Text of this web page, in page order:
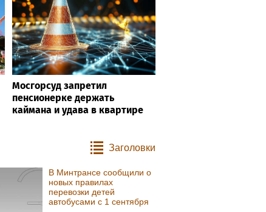
Мосгорсуд запретил
пенсионерке держать
каймана и удава в квартире
Заголовки
В Минтрансе сообщили о
новых правилах
перевозки детей
автобусами с 1 сентября